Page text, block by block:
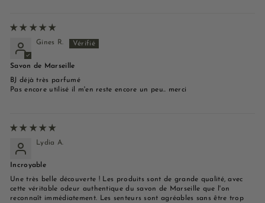
Gines R.
Savon de Marseille
BJ déjà très parfumé
Pas encore utilisé il m'en reste encore un peu.. merci
Lydia A.
Incroyable
Une très belle découverte ! Les produits sont de grande qualité, avec
cette véritable odeur authentique du savon de Marseille que l'on
reconnaît immédiatement. Les senteurs sont agréables sans être trop